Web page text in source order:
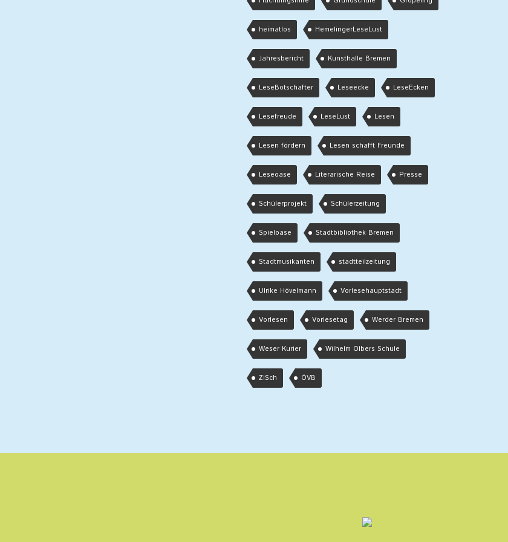
heimatlos HemelingerLeseLust
Jahresbericht Kunsthalle Bremen
LeseBotschafter Leseecke LeseEcken
Lesefreude LeseLust Lesen
Lesen fördern Lesen schafft Freunde
Leseoase Literarische Reise Presse
Schülerprojekt Schülerzeitung
Spieloase Stadtbibliothek Bremen
Stadtmusikanten stadtteilzeitung
Ulrike Hövelmann Vorlesehauptstadt
Vorlesen Vorlesetag Werder Bremen
Weser Kurier Wilhelm Olbers Schule
ZiSch ÖVB